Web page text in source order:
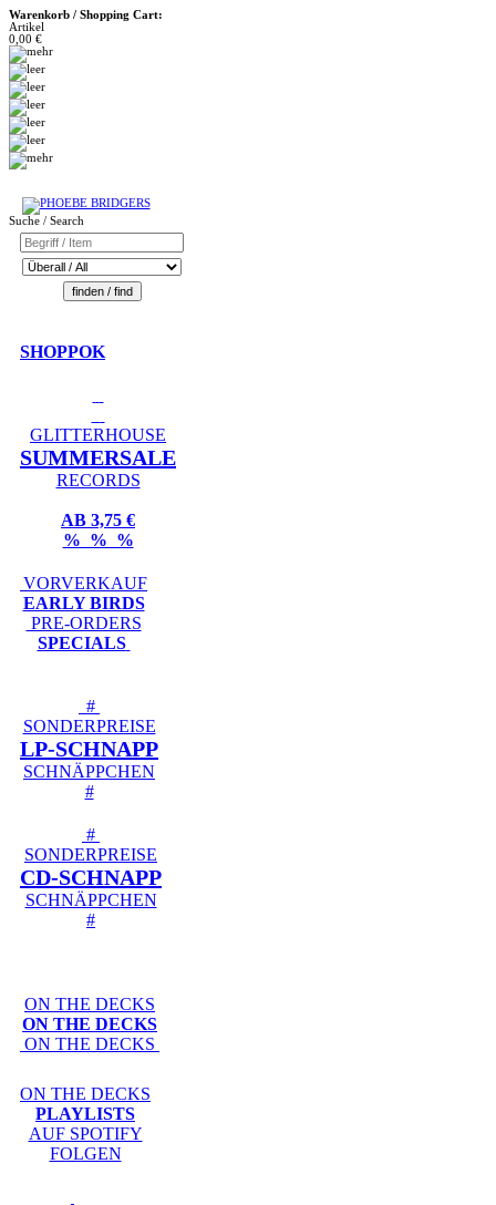
Warenkorb / Shopping Cart:
Artikel
0,00 €
Suche / Search
SHOPPOK
GLITTERHOUSE
SUMMERSALE
RECORDS
AB 3,75 €
% % %
VORVERKAUF
EARLY BIRDS
PRE-ORDERS
SPECIALS
#
SONDERPREISE
LP-SCHNAPP
SCHNÄPPCHEN
#
#
SONDERPREISE
CD-SCHNAPP
SCHNÄPPCHEN
#
ON THE DECKS
ON THE DECKS
ON THE DECKS
ON THE DECKS
PLAYLISTS
AUF SPOTIFY
FOLGEN